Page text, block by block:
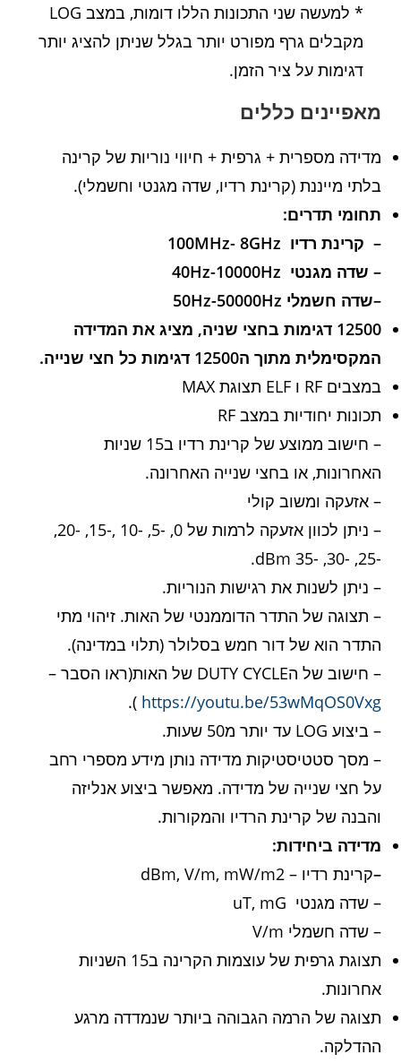
* למעשה שני התכונות הללו דומות, במצב LOG
מקבלים גרף מפורט יותר בגלל שניתן להציג יותר
דגימות על ציר הזמן.
מאפיינים כללים
מדידה מספרית + גרפית + חיווי נוריות של קרינה
בלתי מייננת (קרינת רדיו, שדה מגנטי וחשמלי).
תחומי תדרים:
– קרינת רדיו 100MHz- 8GHz
– שדה מגנטי 40Hz-10000Hz
–שדה חשמלי 50Hz-50000Hz
12500 דגימות בחצי שניה, מציג את המדידה
המקסימלית מתוך ה12500 דגימות כל חצי שנייה.
במצבים RF ו ELF תצוגת MAX
תכונות יחודיות במצב RF
– חישוב ממוצע של קרינת רדיו ב15 שניות
האחרונות, או בחצי שנייה האחרונה.
– אזעקה ומשוב קולי
– ניתן לכוון אזעקה לרמות של 0, -5, -10 ,-15, -20,
-25, -30, -35 dBm.
– ניתן לשנות את רגישות הנוריות.
– תצוגה של התדר הדוממנטי של האות. זיהוי מתי
התדר הוא של דור חמש בסלולר (תלוי במדינה).
– חישוב של הDUTY CYCLE של האות(ראו הסבר –
https://youtu.be/53wMqOS0Vxg
).
– ביצוע LOG עד יותר מ50 שעות.
– מסך סטטיסטיקות מדידה נותן מידע מספרי רחב
על חצי שנייה של מדידה. מאפשר ביצוע אנליזה
והבנה של קרינת הרדיו והמקורות.
מדידה ביחידות:
–קרינת רדיו – dBm, V/m, mW/m2
– שדה מגנטי uT, mG
– שדה חשמלי V/m
תצוגת גרפית של עוצמות הקרינה ב15 השניות
אחרונות.
תצוגה של הרמה הגבוהה ביותר שנמדדה מרגע
ההדלקה.